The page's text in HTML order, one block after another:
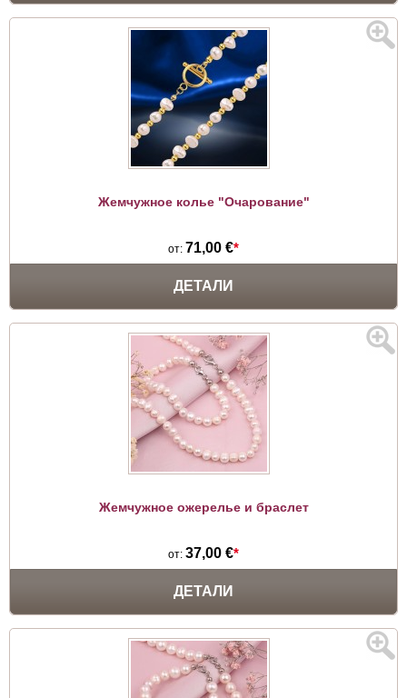
Жемчужное колье "Очарование"
от: 71,00 €*
ДЕТАЛИ
Жемчужное ожерелье и браслет
от: 37,00 €*
ДЕТАЛИ